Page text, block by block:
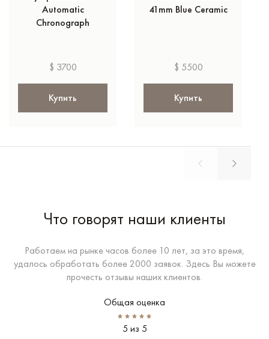
Automatic
Chronograph
$ 3700
Купить
41mm Blue Ceramic
$ 5500
Купить
Что говорят наши клиенты
Работаем на рынке часов более 10 лет, за это время,
удалось обработать более 2000 заявок. Здесь Вы можете
прочесть отзывы наших клиентов.
Общая оценка
5 из 5